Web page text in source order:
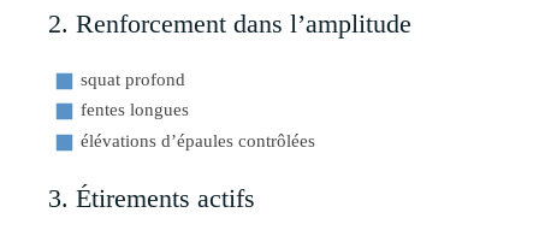
2. Renforcement dans l’amplitude
squat profond
fentes longues
élévations d’épaules contrôlées
3. Étirements actifs